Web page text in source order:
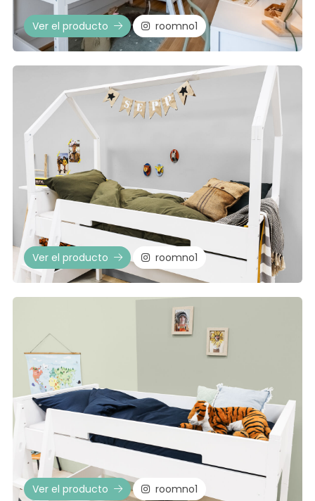
Ver el producto roomno1
Ver el producto roomno1
Ver el producto roomno1